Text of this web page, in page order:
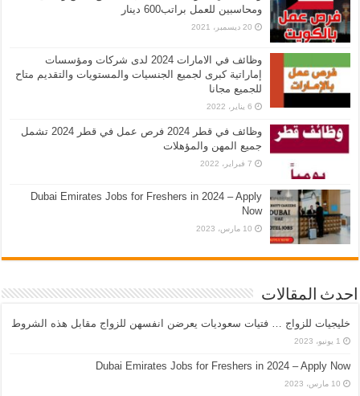
ومحاسبين للعمل براتب600 دينار
20 ديسمبر، 2021
وظائف في الامارات 2024 لدى شركات ومؤسسات
إماراتية كبرى لجميع الجنسيات والمستويات والتقديم متاح
للجميع مجانا
6 يناير، 2022
وظائف في قطر 2024 فرص عمل في قطر 2024 تشمل
جميع المهن والمؤهلات
7 فبراير، 2022
Dubai Emirates Jobs for Freshers in 2024 – Apply
Now
10 مارس، 2023
احدث المقالات
خليجيات للزواج … فتيات سعوديات يعرضن انفسهن للزواج مقابل هذه الشروط
1 يونيو، 2023
Dubai Emirates Jobs for Freshers in 2024 – Apply Now
10 مارس، 2023